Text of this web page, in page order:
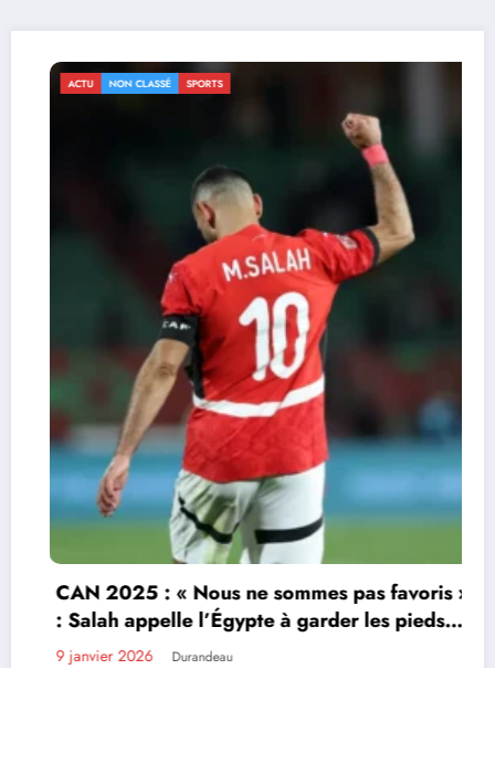
ACTU NON CLASSÉ SPORTS
CAN 2025 : « Nous ne sommes pas favoris »
: Salah appelle l’Égypte à garder les pieds
sur terre
9 janvier 2026 Durandeau